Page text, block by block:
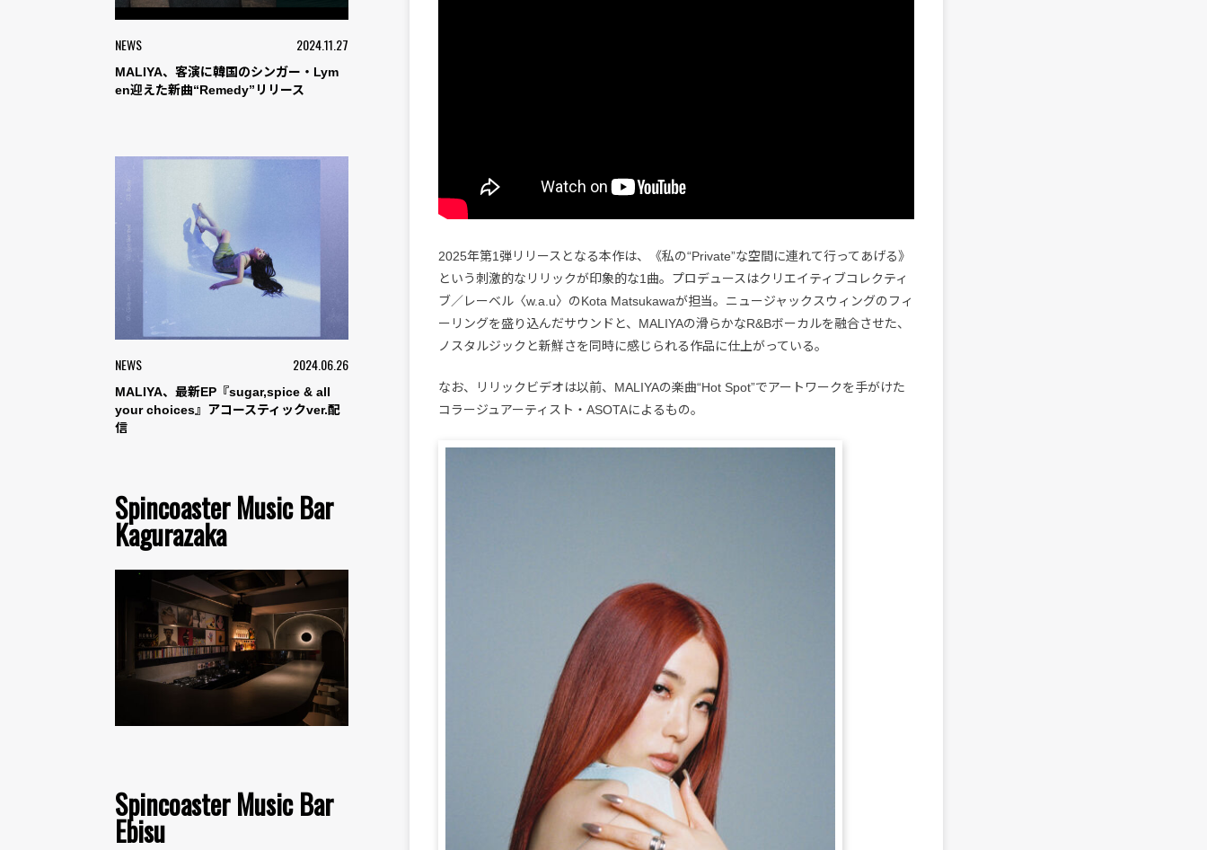
NEWS 2024.11.27
MALIYA、客演に韓国のシンガー・Lym
en迎えた新曲“Remedy”リリース
NEWS 2024.06.26
MALIYA、最新EP『sugar,spice & all
your choices』アコースティックver.配
信
Spincoaster Music Bar
Kagurazaka
Spincoaster Music Bar
Ebisu
2025年第1弾リリースとなる本作は、《私の“Private”な空間に連れて行ってあげる》
という刺激的なリリックが印象的な1曲。プロデュースはクリエイティブコレクティ
ブ／レーベル〈w.a.u〉のKota Matsukawaが担当。ニュージャックスウィングのフィ
ーリングを盛り込んだサウンドと、MALIYAの滑らかなR&Bボーカルを融合させた、
ノスタルジックと新鮮さを同時に感じられる作品に仕上がっている。
なお、リリックビデオは以前、MALIYAの楽曲“Hot Spot”でアートワークを手がけた
コラージュアーティスト・ASOTAによるもの。